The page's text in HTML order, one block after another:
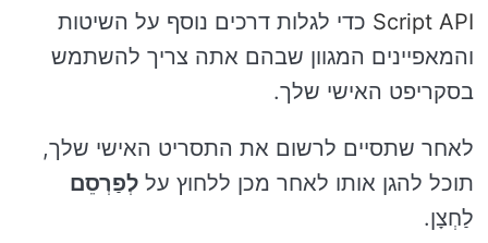
Script API כדי לגלות דרכים נוסף על השיטות
והמאפיינים המגוון שבהם אתה צריך להשתמש
בסקריפט האישי שלך.
לאחר שתסיים לרשום את התסריט האישי שלך,
תוכל להגן אותו לאחר מכן ללחוץ על לְפַרְסֵם
לַחְצָן.